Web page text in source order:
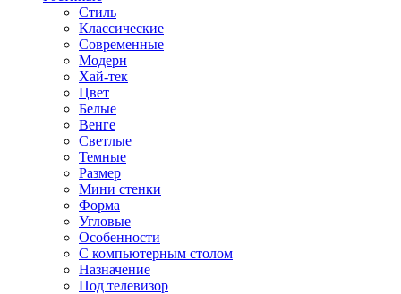
Стиль
Классические
Современные
Модерн
Хай-тек
Цвет
Белые
Венге
Светлые
Темные
Размер
Мини стенки
Форма
Угловые
Особенности
С компьютерным столом
Назначение
Под телевизор